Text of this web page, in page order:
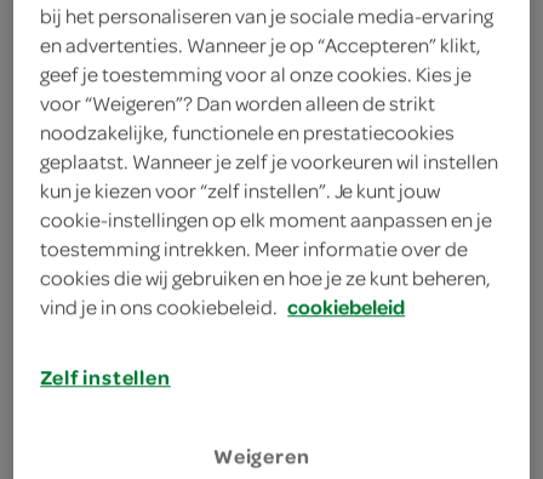
SAMEN VOOR € 8.50
alle FoodClub oosterse maaltijden +
gekoeld drankje
alle aanbiedingen
SPAR, jouw favoriete
gemakswinkel
bij het personaliseren van je sociale media-ervaring
en advertenties. Wanneer je op “Accepteren” klikt,
geef je toestemming voor al onze cookies. Kies je
voor “Weigeren”? Dan worden alleen de strikt
noodzakelijke, functionele en prestatiecookies
geplaatst. Wanneer je zelf je voorkeuren wil instellen
kun je kiezen voor “zelf instellen”. Je kunt jouw
cookie-instellingen op elk moment aanpassen en je
toestemming intrekken. Meer informatie over de
cookies die wij gebruiken en hoe je ze kunt beheren,
vind je in ons cookiebeleid. cookiebeleid
Zelf instellen
Weigeren